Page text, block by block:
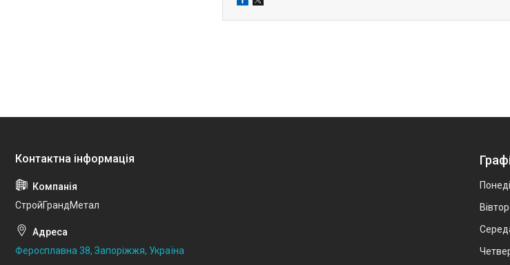
СтройГрандМетал
Феросплавна 38, Запоріжжя, Україна